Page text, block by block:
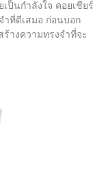
ป็นกำลังใจ คอยเชียร์
ำที่ดีเสมอ ก่อนบอก
งความทรงจำที่จะ